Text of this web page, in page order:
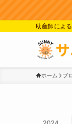
助産師によ
ホーム ブ